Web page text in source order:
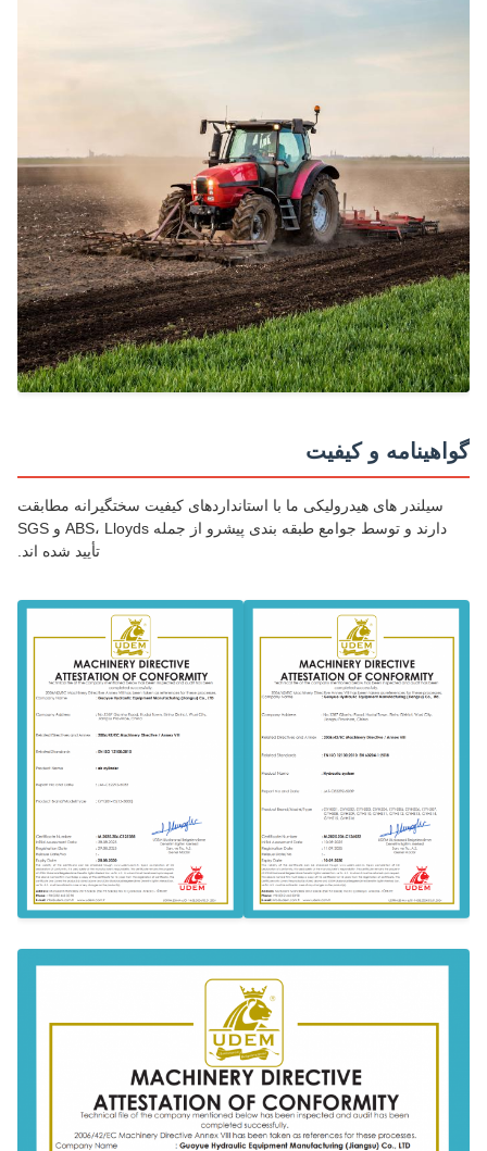
و کیفیت
سیلندر های هیدرولیکی ما با استانداردهای کیفیت سختگیرانه مطابقت
دارند و توسط جوامع طبقه بندی پیشرو از جمله ABS، Lloyds و SGS
تأیید شده اند.